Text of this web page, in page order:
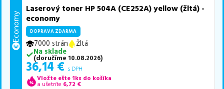
Economy
Laserový toner HP 504A (CE252A) yellow (žltá) -
economy
DOPRAVA ZDARMA
7000 strán
Žltá
Na sklade
(doručíme 10.08.2026)
36,14 € s DPH
Vložte ešte 1ks do košíka
a ušetríte 6,72 €